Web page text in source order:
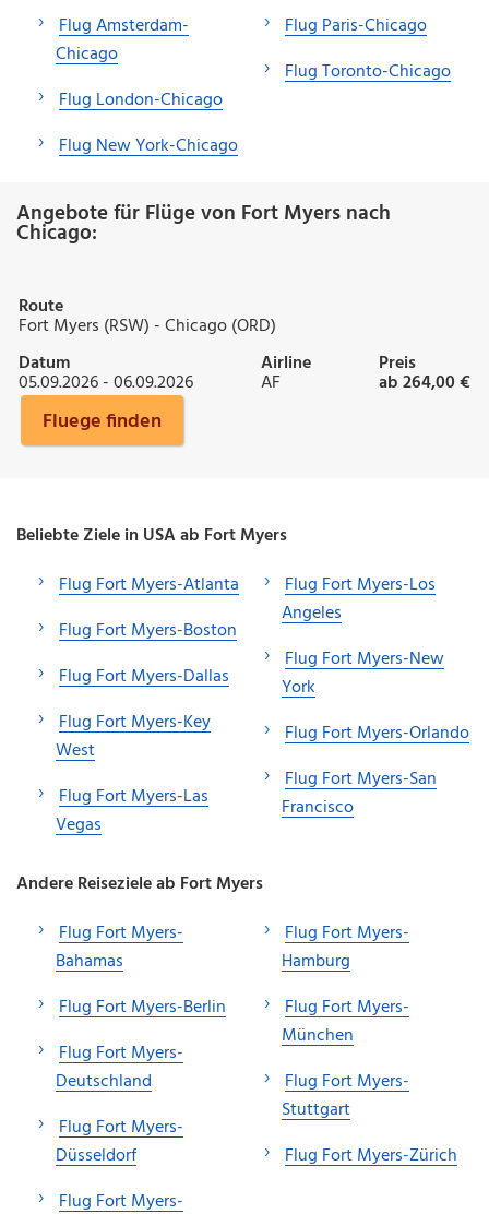
Flug Amsterdam-
Chicago
Flug London-Chicago
Flug New York-Chicago
Flug Paris-Chicago
Flug Toronto-Chicago
Angebote für Flüge von Fort Myers nach
Chicago:
Route
Fort Myers (RSW) - Chicago (ORD)
Datum
05.09.2026 - 06.09.2026
Airline
AF
Preis
ab 264,00 €
Fluege finden
Beliebte Ziele in USA ab Fort Myers
Flug Fort Myers-Atlanta
Flug Fort Myers-Boston
Flug Fort Myers-Dallas
Flug Fort Myers-Key
West
Flug Fort Myers-Las
Vegas
Flug Fort Myers-Los
Angeles
Flug Fort Myers-New
York
Flug Fort Myers-Orlando
Flug Fort Myers-San
Francisco
Andere Reiseziele ab Fort Myers
Flug Fort Myers-
Bahamas
Flug Fort Myers-Berlin
Flug Fort Myers-
Deutschland
Flug Fort Myers-
Düsseldorf
Flug Fort Myers-
Flug Fort Myers-
Hamburg
Flug Fort Myers-
München
Flug Fort Myers-
Stuttgart
Flug Fort Myers-Zürich